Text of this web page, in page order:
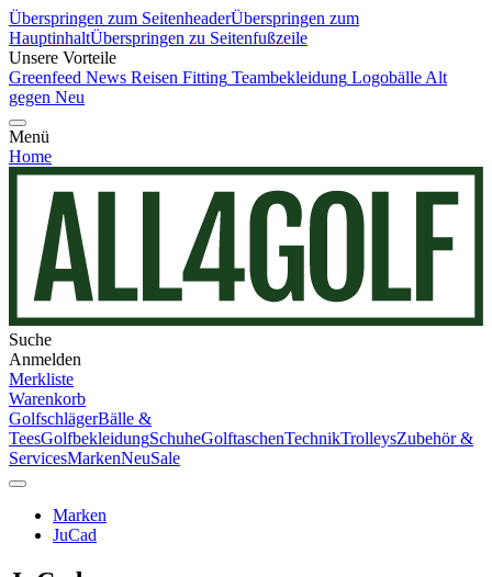
Überspringen zum SeitenheaderÜberspringen zum
HauptinhaltÜberspringen zu Seitenfußzeile
Unsere Vorteile
Greenfeed News Reisen Fitting Teambekleidung Logobälle Alt
gegen Neu
Menü
Home
Suche
Anmelden
Merkliste
Warenkorb
GolfschlägerBälle &
TeesGolfbekleidungSchuheGolftaschenTechnikTrolleysZubehör &
ServicesMarkenNeuSale
Marken
JuCad